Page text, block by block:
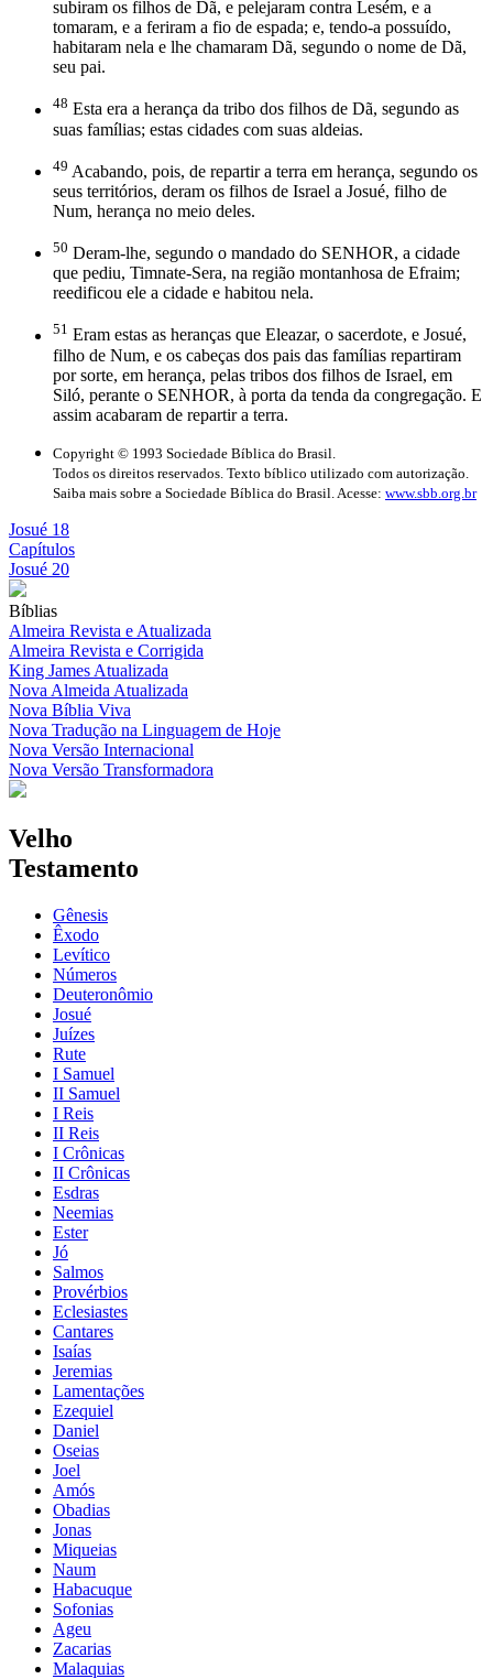
subiram os filhos de Dã, e pelejaram contra Lesém, e a
tomaram, e a feriram a fio de espada; e, tendo-a possuído,
habitaram nela e lhe chamaram Dã, segundo o nome de Dã,
seu pai.
48 Esta era a herança da tribo dos filhos de Dã, segundo as
suas famílias; estas cidades com suas aldeias.
49 Acabando, pois, de repartir a terra em herança, segundo os
seus territórios, deram os filhos de Israel a Josué, filho de
Num, herança no meio deles.
50 Deram-lhe, segundo o mandado do SENHOR, a cidade
que pediu, Timnate-Sera, na região montanhosa de Efraim;
reedificou ele a cidade e habitou nela.
51 Eram estas as heranças que Eleazar, o sacerdote, e Josué,
filho de Num, e os cabeças dos pais das famílias repartiram
por sorte, em herança, pelas tribos dos filhos de Israel, em
Siló, perante o SENHOR, à porta da tenda da congregação. E
assim acabaram de repartir a terra.
Copyright © 1993 Sociedade Bíblica do Brasil.
Todos os direitos reservados. Texto bíblico utilizado com autorização.
Saiba mais sobre a Sociedade Bíblica do Brasil. Acesse: www.sbb.org.br
Josué 18
Capítulos
Josué 20
Bíblias
Almeira Revista e Atualizada
Almeira Revista e Corrigida
King James Atualizada
Nova Almeida Atualizada
Nova Bíblia Viva
Nova Tradução na Linguagem de Hoje
Nova Versão Internacional
Nova Versão Transformadora
Velho
Testamento
Gênesis
Êxodo
Levítico
Números
Deuteronômio
Josué
Juízes
Rute
I Samuel
II Samuel
I Reis
II Reis
I Crônicas
II Crônicas
Esdras
Neemias
Ester
Jó
Salmos
Provérbios
Eclesiastes
Cantares
Isaías
Jeremias
Lamentações
Ezequiel
Daniel
Oseias
Joel
Amós
Obadias
Jonas
Miqueias
Naum
Habacuque
Sofonias
Ageu
Zacarias
Malaquias